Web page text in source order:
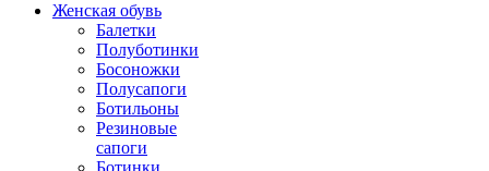
Женская обувь
Балетки
Полуботинки
Босоножки
Полусапоги
Ботильоны
Резиновые
сапоги
Ботинки